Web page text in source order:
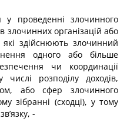
у проведенні злочинного
злочинних організацій або
які здійснюють злочинний
одного або більше
чи координації
числі розподілу доходів,
або сфер злочинного
зібранні (сходці), у тому
-